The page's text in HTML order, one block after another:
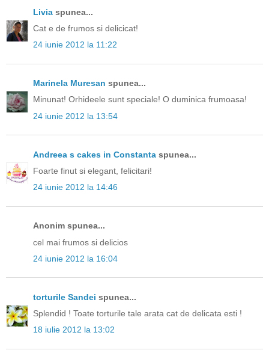
Livia spunea...
Cat e de frumos si delicicat!
24 iunie 2012 la 11:22
Marinela Muresan spunea...
Minunat! Orhideele sunt speciale! O duminica frumoasa!
24 iunie 2012 la 13:54
Andreea s cakes in Constanta spunea...
Foarte finut si elegant, felicitari!
24 iunie 2012 la 14:46
Anonim spunea...
cel mai frumos si delicios
24 iunie 2012 la 16:04
torturile Sandei spunea...
Splendid ! Toate torturile tale arata cat de delicata esti !
18 iulie 2012 la 13:02